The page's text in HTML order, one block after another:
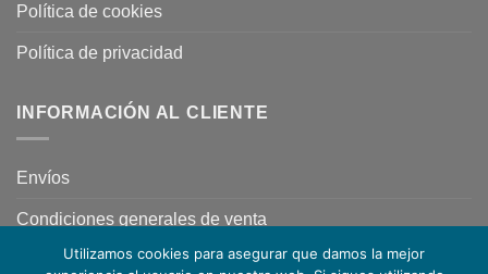
Política de cookies
Política de privacidad
INFORMACIÓN AL CLIENTE
Envíos
Condiciones generales de venta
Utilizamos cookies para asegurar que damos la mejor